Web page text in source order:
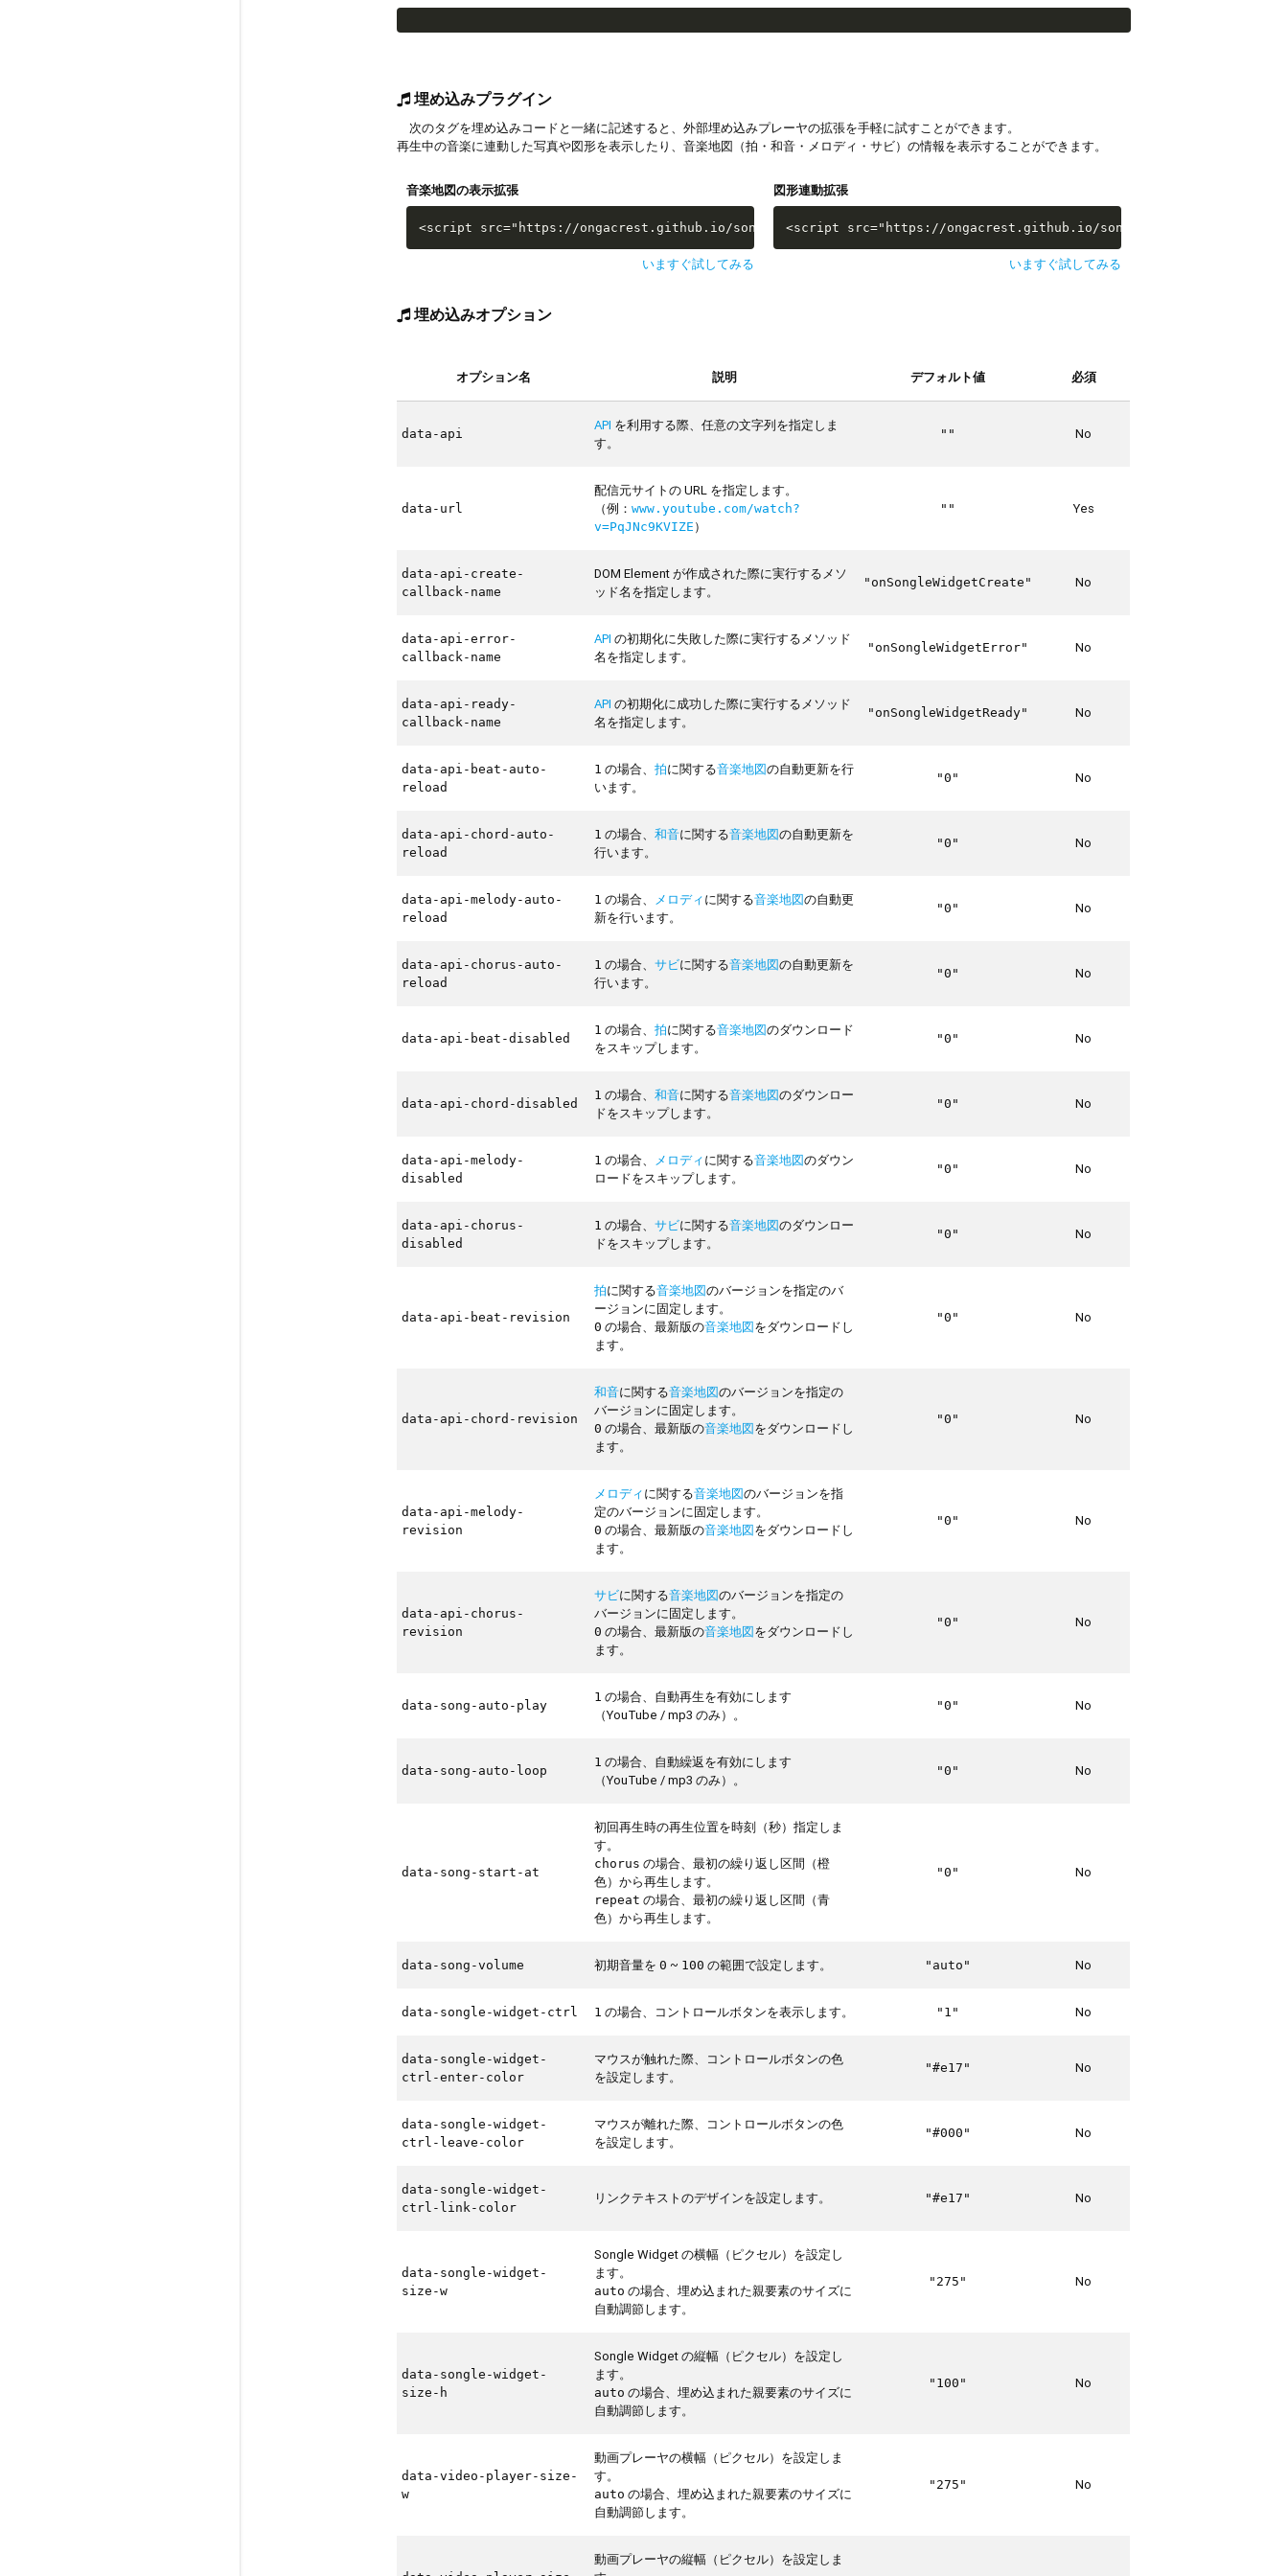
埋め込みプラグイン
次のタグを埋め込みコードと一緒に記述すると、外部埋め込みプレーヤの拡張を手軽に試すことができます。
再生中の音楽に連動した写真や図形を表示したり、音楽地図（拍・和音・メロディ・サビ）の情報を表示することができます。
音楽地図の表示拡張
<script src="https://ongacrest.github.io/songle-widget-api-examples/extras/sw-extra-stats.js"></script>
いますぐ試してみる
図形連動拡張
<script src="https://ongacrest.github.io/songle-widget-api-
いますぐ試してみる
埋め込みオプション
オプション名 説明 デフォルト値 必須
data-api
API を利用する際、任意の文字列を指定しま
す。
"" No
data-url
配信元サイトの URL を指定します。
（例：www.youtube.com/watch?
v=PqJNc9KVIZE ）
"" Yes
data-api-create-
callback-name
DOM Element が作成された際に実行するメソ
ッド名を指定します。
"onSongleWidgetCreate" No
data-api-error-
callback-name
API の初期化に失敗した際に実行するメソッド
名を指定します。
"onSongleWidgetError" No
data-api-ready-
callback-name
API の初期化に成功した際に実行するメソッド
名を指定します。
"onSongleWidgetReady" No
data-api-beat-auto-
reload
1 の場合、拍に関する音楽地図の自動更新を行
います。
"0" No
data-api-chord-auto-
reload
1 の場合、和音に関する音楽地図の自動更新を
行います。
"0" No
data-api-melody-auto-
reload
1 の場合、 メロディに関する音楽地図の自動更
新を行います。
"0" No
data-api-chorus-auto-
reload
1 の場合、サビに関する音楽地図の自動更新を
行います。
"0" No
data-api-beat-disabled
1 の場合、拍に関する音楽地図のダウンロード
をスキップします。
"0" No
data-api-chord-disabled
1 の場合、和音に関する音楽地図のダウンロー
ドをスキップします。
"0" No
data-api-melody-
disabled
1 の場合、 メロディに関する音楽地図のダウン
ロードをスキップします。
"0" No
data-api-chorus-
disabled
1 の場合、サビに関する音楽地図のダウンロー
ドをスキップします。
"0" No
data-api-beat-revision
拍に関する音楽地図のバージョンを指定のバ
ージョンに固定します。
0 の場合、最新版の音楽地図をダウンロードし
ます。
"0" No
data-api-chord-revision
和音に関する音楽地図のバージョンを指定の
バージョンに固定します。
0 の場合、最新版の音楽地図をダウンロードし
ます。
"0" No
data-api-melody-
revision
メロディに関する音楽地図のバージョンを指
定のバージョンに固定します。
0 の場合、最新版の音楽地図をダウンロードし
ます。
"0" No
data-api-chorus-
revision
サビに関する音楽地図のバージョンを指定の
バージョンに固定します。
0 の場合、最新版の音楽地図をダウンロードし
ます。
"0" No
data-song-auto-play
1 の場合、自動再生を有効にします
（YouTube / mp3 のみ）。
"0" No
data-song-auto-loop
1 の場合、自動繰返を有効にします
（YouTube / mp3 のみ）。
"0" No
data-song-start-at
初回再生時の再生位置を時刻（秒）指定しま
す。
chorus の場合、最初の繰り返し区間（橙
色）から再生します。
repeat の場合、最初の繰り返し区間（青
色）から再生します。
"0" No
data-song-volume 初期音量を0 ~ 100 の範囲で設定します。 "auto" No
data-songle-widget-ctrl 1 の場合、コントロールボタンを表示します。 "1" No
data-songle-widget-
ctrl-enter-color
マウスが触れた際、コントロールボタンの色
を設定します。
"#e17" No
data-songle-widget-
ctrl-leave-color
マウスが離れた際、コントロールボタンの色
を設定します。
"#000" No
data-songle-widget-
ctrl-link-color
リンクテキストのデザインを設定します。 "#e17" No
data-songle-widget-
size-w
Songle Widget の横幅（ピクセル）を設定し
ます。
auto の場合、埋め込まれた親要素のサイズに
自動調節します。
"275" No
data-songle-widget-
size-h
Songle Widget の縦幅（ピクセル）を設定し
ます。
auto の場合、埋め込まれた親要素のサイズに
自動調節します。
"100" No
data-video-player-size-
w
動画プレーヤの横幅（ピクセル）を設定しま
す。
auto の場合、埋め込まれた親要素のサイズに
自動調節します。
"275" No
動画プレーヤの縦幅（ピクセル）を設定しま